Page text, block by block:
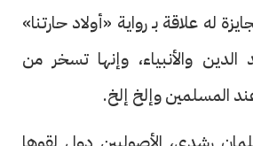
له علاقة بـ رواية «أولاد حارتنا»
والأنبياء، وإنها تسخر من
المسلمين وإلخ إلخ.